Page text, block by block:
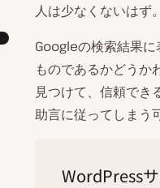
人は少なくないはず。
Googleの検索結果
ものであるかどうか
見つけて、信頼でき
助言に従ってしまう
WordPress